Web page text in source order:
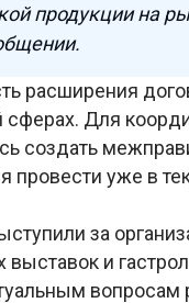
продукции на
расширения
сферах. Для
создать
провести уже в
за
и
вопросам